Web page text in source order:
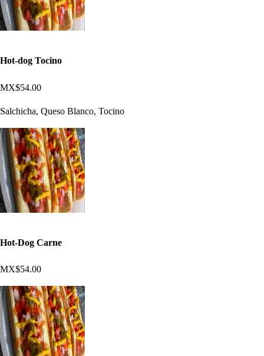
Hot-dog Tocino
MX$54.00
Salchicha, Queso Blanco, Tocino
Hot-Dog Carne
MX$54.00